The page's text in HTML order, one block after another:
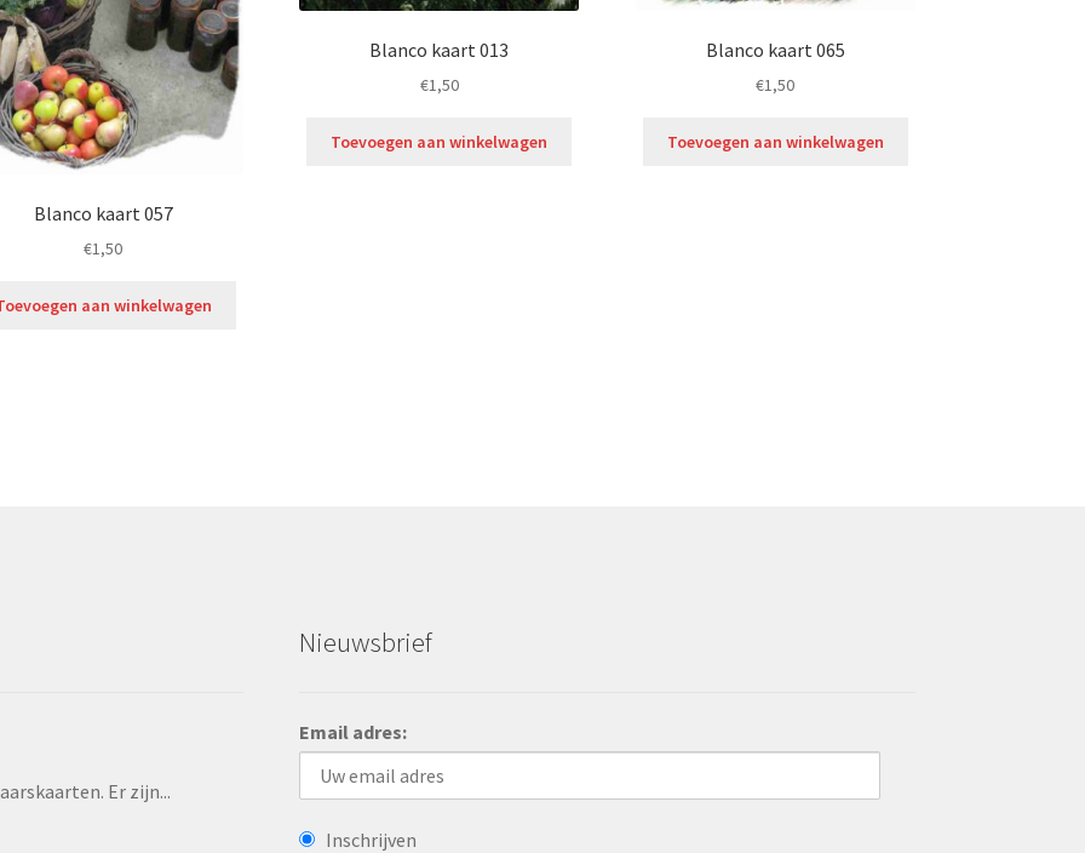
Blanco kaart 057
€1,50
aan winkelwagen
Blanco kaart 013
€1,50
Toevoegen aan winkelwagen
Blanco kaart 065
€1,50
Toevoegen aan winkelwagen
Er zijn...
Nieuwsbrief
Email adres:
Inschrijven